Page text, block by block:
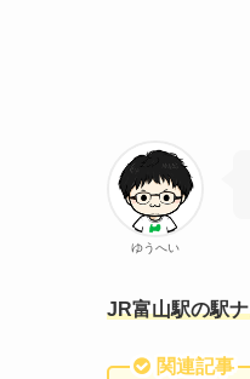
ゆうへい
JR富山駅の駅
関連記事